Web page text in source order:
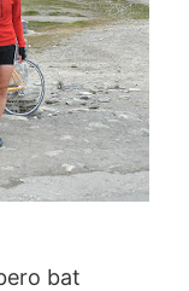
bat